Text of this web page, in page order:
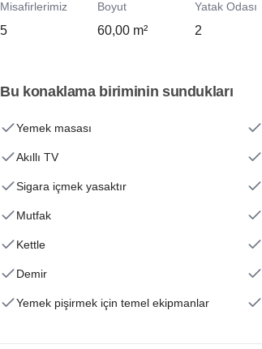
Misafirlerimiz
5
Boyut
60,00 m²
Yatak Odası
2
Bu konaklama biriminin sundukları
Yemek masası
Akıllı TV
Sigara içmek yasaktır
Mutfak
Kettle
Demir
Yemek pişirmek için temel ekipmanlar